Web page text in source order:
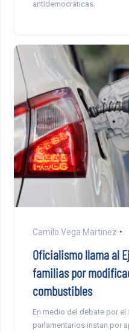
antidemocráticas.
Camilo Vega Martinez
Oficialismo llama al
familias por
combustibles
En medio del debate por el
parlamentarios instan por